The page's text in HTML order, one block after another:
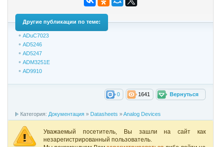
Другие публикации по теме:
ADuC7023
AD5246
AD5247
ADM3251E
AD9910
Вернуться
1641
0
Категория: Документация » Datasheets »Analog Devices
Уважаемый посетитель, Вы зашли на сайт как
незарегистрированный пользователь.